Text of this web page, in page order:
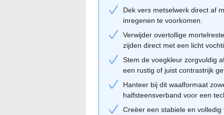
beige of gebroken wit. Dit haalt de
harmonieus geheel. Donkergrijze
kozijnen het natuurlijke karakter
de juiste materiaalcombinaties voor
Dek vers metselwerk direct af
inregenen te voorkomen.
Verwijder overtollige
zijden direct met een licht
Stem de voegkleur zorgvuldig
een rustig of juist contrastrijk
Hanteer bij dit waalformaat
halfsteensverband voor een
Creëer een stabiele en